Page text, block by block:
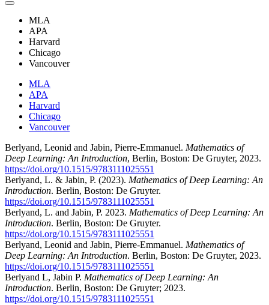
MLA
APA
Harvard
Chicago
Vancouver
MLA
APA
Harvard
Chicago
Vancouver
Berlyand, Leonid and Jabin, Pierre-Emmanuel. Mathematics of
Deep Learning: An Introduction, Berlin, Boston: De Gruyter, 2023.
https://doi.org/10.1515/9783111025551
Berlyand, L. & Jabin, P. (2023). Mathematics of Deep Learning: An
Introduction. Berlin, Boston: De Gruyter.
https://doi.org/10.1515/9783111025551
Berlyand, L. and Jabin, P. 2023. Mathematics of Deep Learning: An
Introduction. Berlin, Boston: De Gruyter.
https://doi.org/10.1515/9783111025551
Berlyand, Leonid and Jabin, Pierre-Emmanuel. Mathematics of
Deep Learning: An Introduction. Berlin, Boston: De Gruyter, 2023.
https://doi.org/10.1515/9783111025551
Berlyand L, Jabin P. Mathematics of Deep Learning: An
Introduction. Berlin, Boston: De Gruyter; 2023.
https://doi.org/10.1515/9783111025551